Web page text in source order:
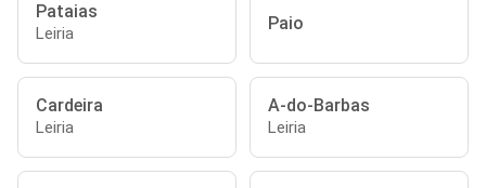
Pataias
Leiria Paio
Cardeira
Leiria
A-do-Barbas
Leiria